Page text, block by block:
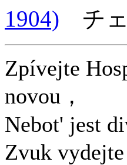
1904) チ
Zpívejte
novou，
Nebot' jest
Zvuk